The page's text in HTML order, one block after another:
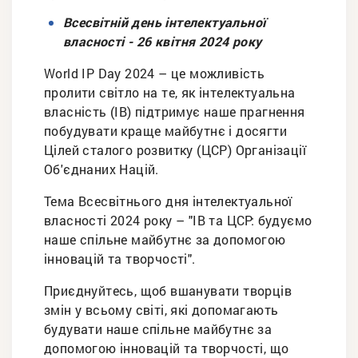
Всесвітній день інтелектуальної
власності - 26 квітня 2024 року
World IP Day 2024 – це можливість
пролити світло на те, як інтелектуальна
власність (ІВ) підтримує наше прагнення
побудувати краще майбутнє і досягти
Цілей сталого розвитку (ЦСР) Організації
Об'єднаних Націй.
Тема Всесвітнього дня інтелектуальної
власності 2024 року – "ІВ та ЦСР: будуємо
наше спільне майбутнє за допомогою
інновацій та творчості".
Приєднуйтесь, щоб вшанувати творців
змін у всьому світі, які допомагають
будувати наше спільне майбутнє за
допомогою інновацій та творчості, що